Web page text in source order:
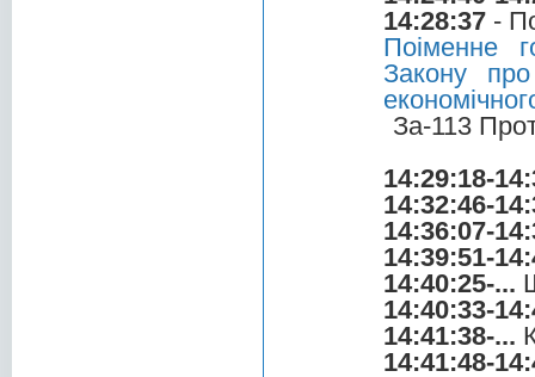
14:28:37 -
Поіменне
Закону
За-113
14:29:18-
14:32:46-
14:36:07-
14:39:51-
14:40:25-...
14:40:33-
14:41:38-...
14:41:48-